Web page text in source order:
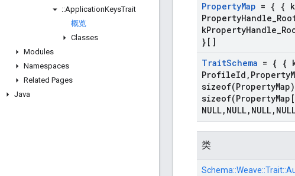
::ApplicationKeysTrait
概览
Classes
Modules
Namespaces
Related Pages
Java
PropertyMap = { { k
PropertyHandle
kPropertyHandle
}[]
TraitSchema = { {
ProfileId , Property
sizeof(PropertyMap)
sizeof(Property
NULL, NULL, NULL,
类
Schema::Weave::Trait::